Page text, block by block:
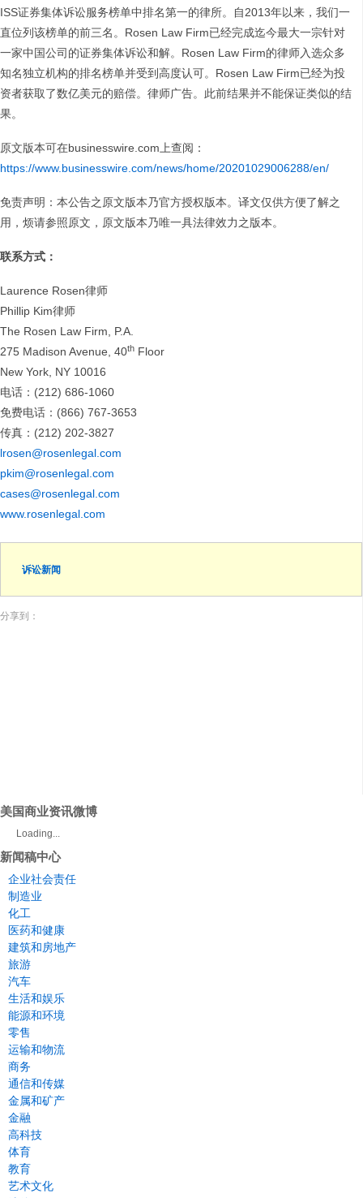
ISS证券集体诉讼服务榜单中排名第一的律所。自2013年以来，我们一
直位列该榜单的前三名。Rosen Law Firm已经完成迄今最大一宗针对
一家中国公司的证券集体诉讼和解。Rosen Law Firm的律师入选众多
知名独立机构的排名榜单并受到高度认可。Rosen Law Firm已经为投
资者获取了数亿美元的赔偿。律师广告。此前结果并不能保证类似的结
果。
原文版本可在businesswire.com上查阅：
https://www.businesswire.com/news/home/20201029006288/en/
免责声明：本公告之原文版本乃官方授权版本。译文仅供方便了解之
用，烦请参照原文，原文版本乃唯一具法律效力之版本。
联系方式：
Laurence Rosen律师
Phillip Kim律师
The Rosen Law Firm, P.A.
275 Madison Avenue, 40th Floor
New York, NY 10016
电话：(212) 686-1060
免费电话：(866) 767-3653
传真：(212) 202-3827
lrosen@rosenlegal.com
pkim@rosenlegal.com
cases@rosenlegal.com
www.rosenlegal.com
诉讼新闻
分享到：
美国商业资讯微博
Loading...
新闻稿中心
企业社会责任
制造业
化工
医药和健康
建筑和房地产
旅游
汽车
生活和娱乐
能源和环境
零售
运输和物流
商务
通信和传媒
金属和矿产
金融
高科技
体育
教育
艺术文化